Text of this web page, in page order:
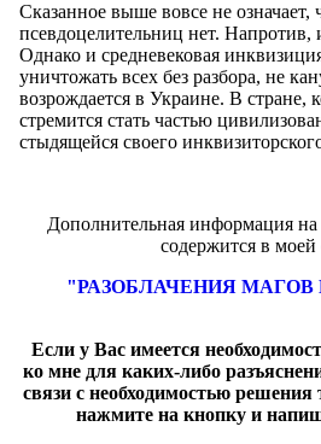
Сказанное выше вовсе не означает,
псевдоцелительниц нет. Напротив,
Однако и средневековая
уничтожать всех без разбора, не
возрождается в Украине. В стране,
стремится стать частью
стыдящейся своего
Дополнительная информация
содержится в моей
"РАЗОБЛАЧЕНИЯ МАГОВ
Если у Вас имеется
ко мне для каких-либо
связи с необходимостью
нажмите на кнопку и